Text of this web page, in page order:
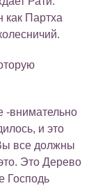
как Партха
-внимательно
и это
все должны
Это Дерево
Господь